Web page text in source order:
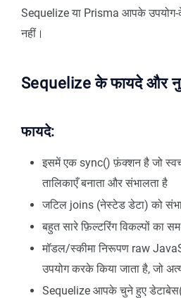
Sequelize या Prisma आपके उपयोग-
नहीं।
Sequelize के फायदे और
फायदे:
इसमें एक sync() फ़ंक्शन है जो
तालिकाएँ बनाता और संभालता है
जटिल joins (नेस्टेड डेटा) को
बहुत सारे फ़िल्टरिंग विकल्पों का
मॉडल/स्कीमा निरूपण raw
उपयोग करके किया जाता है, जो
Sequelize आपके चुने हुए